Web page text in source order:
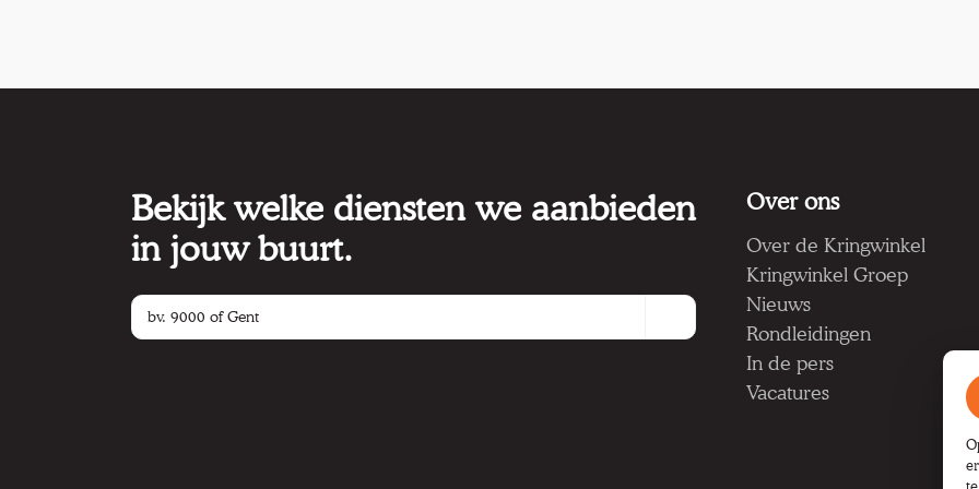
Bekijk welke diensten we aanbieden
in jouw buurt.
Over ons
Over de Kringwinkel
Kringwinkel Groep
Nieuws
Rondleidingen
In de pers
Vacatures